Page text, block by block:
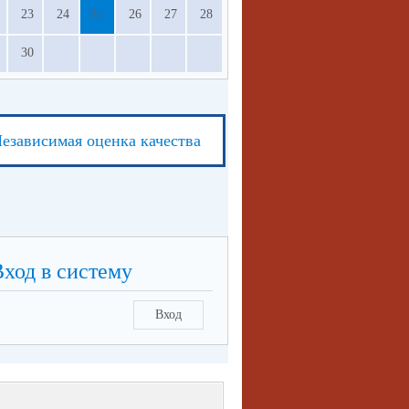
23 24 25 26 27 28
30
оценка качества
в систему
Вход